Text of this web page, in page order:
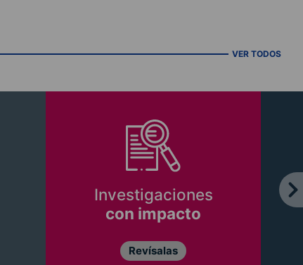
VER TODOS
Investigaciones
con impacto
Revísalas